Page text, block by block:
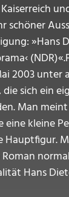
schöner
»Hans
2003 unter
sich ein
Man
eine kleine
Hans